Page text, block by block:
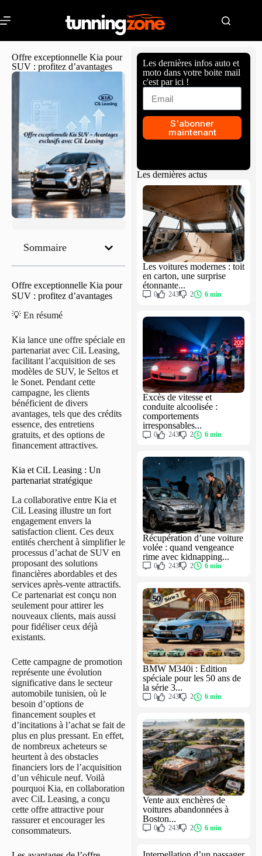
Offre exceptionnelle Kia pour
SUV : profitez d’avantages
Sommaire
Offre exceptionnelle Kia pour
SUV : profitez d’avantages
💡 En résumé
Kia lance une offre spéciale en
partenariat avec CiL Leasing,
facilitant l’acquisition de ses
modèles de SUV, le Seltos et
le Sonet. Pendant cette
campagne, les clients
bénéficient de divers
avantages, tels que des crédits
essence, des entretiens
gratuits, et des options de
financement attractives.
Kia et CiL Leasing : Un
partenariat stratégique
La collaborative entre Kia et
CiL Leasing illustre un fort
engagement envers la
satisfaction client. Ces deux
entités cherchent à simplifier le
processus d’achat de SUV en
proposant des solutions
financières abordables et des
services après-vente attractifs.
Ce partenariat est conçu non
seulement pour attirer les
nouveaux clients, mais aussi
pour fidéliser ceux déjà
existants.
Cette campagne de promotion
représente une évolution
significative dans le secteur
automobile tunisien, où le
besoin d’options de
financement souples et
d’incitations à l’achat se fait de
plus en plus pressant. En effet,
de nombreux acheteurs se
heurtent à des obstacles
financiers lors de l’acquisition
d’un véhicule neuf. Voilà
pourquoi Kia, en collaboration
avec CiL Leasing, a conçu
cette offre attractive pour
rassurer et encourager les
consommateurs.
Les dernières infos auto et
moto dans votre boite mail
c'est par ici !
S'abonner
maintenant
Les dernières actus
Les voitures modernes : toit
en carton, une surprise
étonnante...
0 243 2 6 min
Excès de vitesse et
conduite alcoolisée :
comportements
irresponsables...
0 243 2 6 min
Récupération d’une voiture
volée : quand vengeance
rime avec kidnapping...
0 243 2 6 min
BMW M340i : Édition
spéciale pour les 50 ans de
la série 3...
0 243 2 6 min
Vente aux enchères de
voitures abandonnées à
Boston...
0 243 2 6 min